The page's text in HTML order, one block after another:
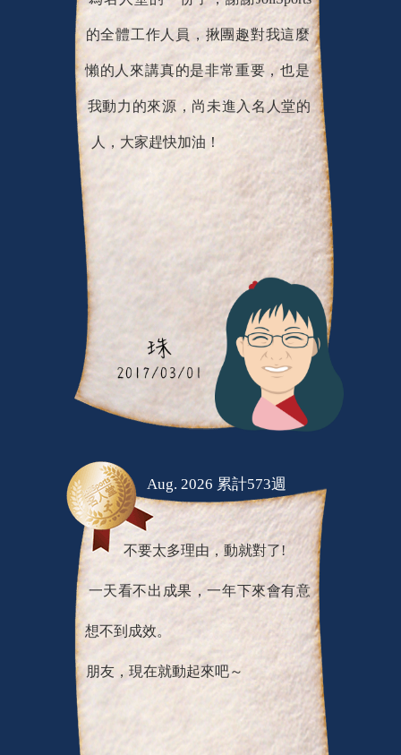
為名人堂的一份子，謝謝JoiiSports
的全體工作人員，揪團趣對我這麼
懶的人來講真的是非常重要，也是
我動力的來源，尚未進入名人堂的
Aug. 2026 累計573週
不要太多理由，動就對了!
一天看不出成果，一年下來會有意
想不到成效。
朋友，現在就動起來吧～